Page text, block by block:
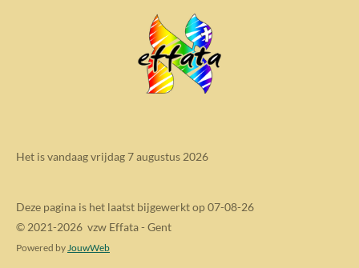
Het is vandaag vrijdag 7 augustus 2026
Deze pagina is het laatst bijgewerkt op 07-08-26
© 2021-2026 vzw Effata - Gent
Powered by JouwWeb